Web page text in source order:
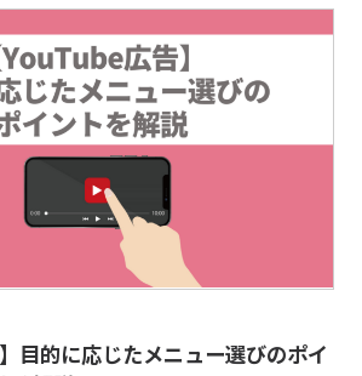
目的に応じたメニュー選びのポイ